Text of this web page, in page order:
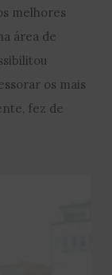
melhores
área de
os mais
fez de